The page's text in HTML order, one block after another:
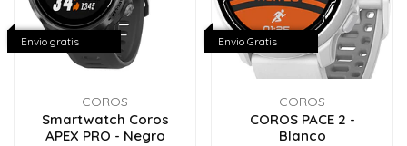
Envio gratis
COROS
Smartwatch Coros
APEX PRO - Negro
Envio Gratis
COROS
COROS PACE 2 -
Blanco